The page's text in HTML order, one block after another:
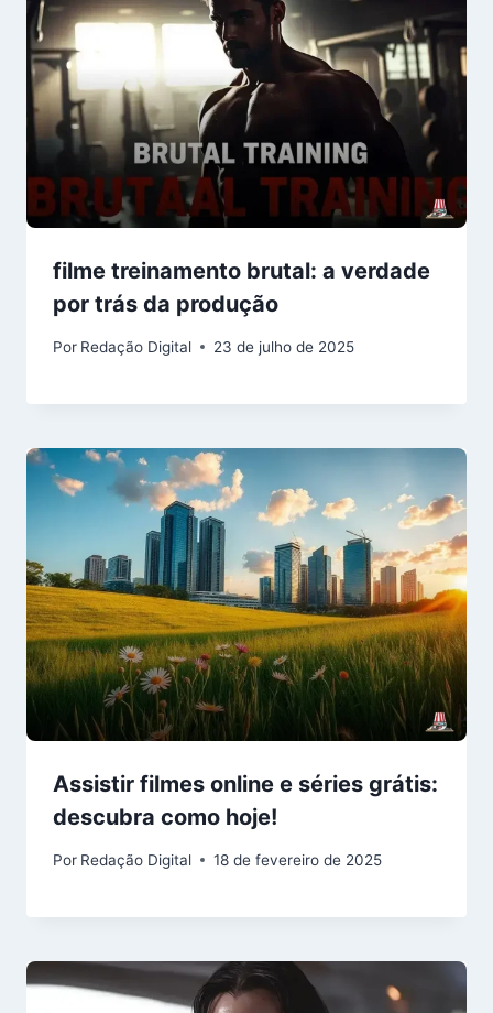
filme treinamento brutal: a verdade
por trás da produção
Por Redação Digital 23 de julho de 2025
Assistir filmes online e séries grátis:
descubra como hoje!
Por Redação Digital 18 de fevereiro de 2025